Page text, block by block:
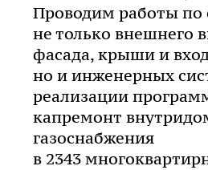
Проводим работы по
не только внешнего
фасада, крыши и
но и инженерных
реализации
капремонт
газоснабжения
в 2343